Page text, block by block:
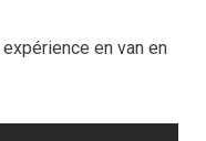
en van en